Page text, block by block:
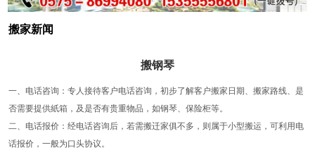
搬家新闻
搬钢琴
一、电话咨询：专人接待客户电话咨询，初步了解客户搬家日期、搬家路线、是
否需要提供紙箱，及是否有贵重物品，如钢琴、保险柜等。
二、电话报价：经电话咨询后，若需搬迁家俱不多，则属于小型搬运，可利用电
话报价，一般为口头协议。